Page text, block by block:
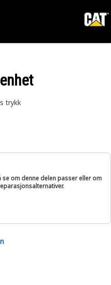
trykk
om denne delen passer eller om